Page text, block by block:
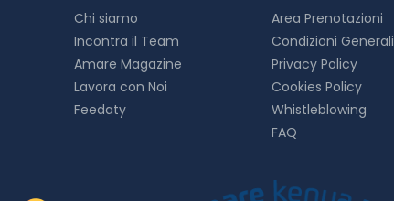
Chi siamo
Incontra il Team
Amare Magazine
Lavora con Noi
Feedaty
Area Prenotazioni
Condizioni Generali
Privacy Policy
Cookies Policy
Whistleblowing
FAQ